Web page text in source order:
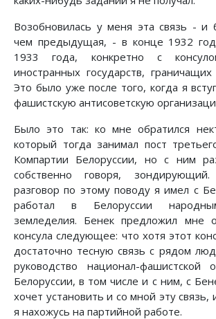
Возобновилась у меня эта связь - и
чем предыдущая, - в конце 1932
1933 года, конкретно с
иностранных государств,
Это было уже после того, когда я
фашистскую антисоветскую
Было это так: ко мне обратился
который тогда занимал пост
Компартии Белоруссии, но с ним
собственно говоря,
разговор по этому поводу я имел с
работал в Белоруссии
земледелия. Бенек предложил мне
консула следующее: что хотя этот
достаточно тесную связь с рядом
руководство национал-фашистской
Белоруссии, в том числе и с ним, с
хочет установить и со мной эту связь,
я нахожусь на партийной работе.